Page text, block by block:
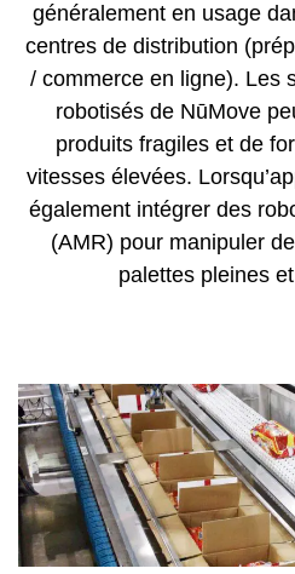
généralement en usage
centres de distribution
/ commerce en ligne). Les
robotisés de NūMove
produits fragiles et de
vitesses élevées.
également intégrer des
(AMR) pour manipuler
palettes pleines